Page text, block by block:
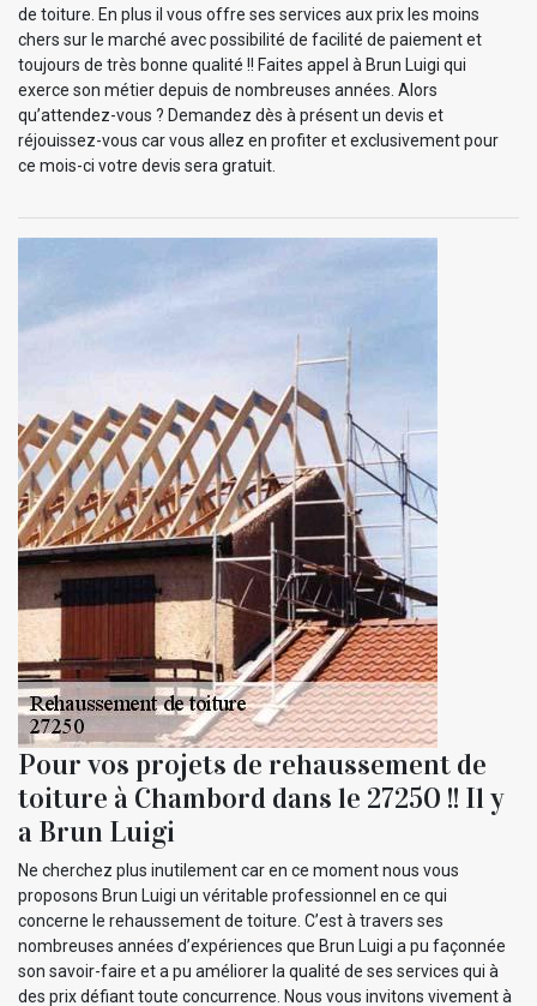
de toiture. En plus il vous offre ses services aux prix les moins
chers sur le marché avec possibilité de facilité de paiement et
toujours de très bonne qualité !! Faites appel à Brun Luigi qui
exerce son métier depuis de nombreuses années. Alors
qu’attendez-vous ? Demandez dès à présent un devis et
réjouissez-vous car vous allez en profiter et exclusivement pour
ce mois-ci votre devis sera gratuit.
Pour vos projets de rehaussement de
toiture à Chambord dans le 27250 !! Il y
a Brun Luigi
Ne cherchez plus inutilement car en ce moment nous vous
proposons Brun Luigi un véritable professionnel en ce qui
concerne le rehaussement de toiture. C’est à travers ses
nombreuses années d’expériences que Brun Luigi a pu façonnée
son savoir-faire et a pu améliorer la qualité de ses services qui à
des prix défiant toute concurrence. Nous vous invitons vivement à